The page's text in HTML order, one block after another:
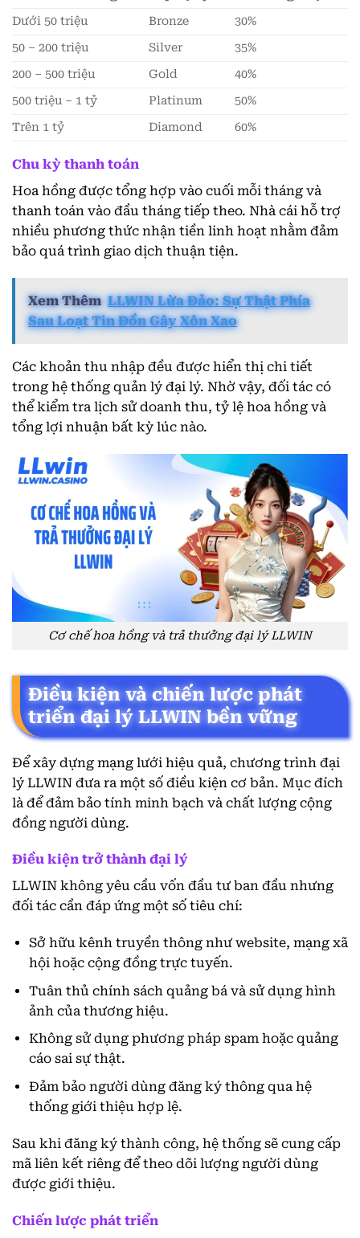
Dưới 50 triệu
Bronze
30%
50 – 200 triệu
Silver
35%
200 – 500 triệu
Gold
40%
500 triệu – 1 tỷ
Platinum
50%
Trên 1 tỷ
Diamond 60%
Chu kỳ thanh toán
Hoa hồng được tổng hợp vào cuối mỗi tháng và
thanh toán vào đầu tháng tiếp theo. Nhà cái hỗ trợ
nhiều phương thức nhận tiền linh hoạt nhằm đảm
bảo quá trình giao dịch thuận tiện.
Xem Thêm LLWIN Lừa Đảo: Sự Thật Phía
Sau Loạt Tin Đồn Gây Xôn Xao
Các khoản thu nhập đều được hiển thị chi tiết
trong hệ thống quản lý đại lý. Nhờ vậy, đối tác có
thể kiểm tra lịch sử doanh thu, tỷ lệ hoa hồng và
tổng lợi nhuận bất kỳ lúc nào.
Cơ chế hoa hồng và trả thưởng đại lý LLWIN
Điều kiện và chiến lược phát
triển đại lý LLWIN bền vững
Để xây dựng mạng lưới hiệu quả, chương trình đại
lý LLWIN đưa ra một số điều kiện cơ bản. Mục đích
là để đảm bảo tính minh bạch và chất lượng cộng
đồng người dùng.
Điều kiện trở thành đại lý
LLWIN không yêu cầu vốn đầu tư ban đầu nhưng
đối tác cần đáp ứng một số tiêu chí:
Sở hữu kênh truyền thông như website, mạng xã
hội hoặc cộng đồng trực tuyến.
Tuân thủ chính sách quảng bá và sử dụng hình
ảnh của thương hiệu.
Không sử dụng phương pháp spam hoặc quảng
cáo sai sự thật.
Đảm bảo người dùng đăng ký thông qua hệ
thống giới thiệu hợp lệ.
Sau khi đăng ký thành công, hệ thống sẽ cung cấp
mã liên kết riêng để theo dõi lượng người dùng
được giới thiệu.
Chiến lược phát triển